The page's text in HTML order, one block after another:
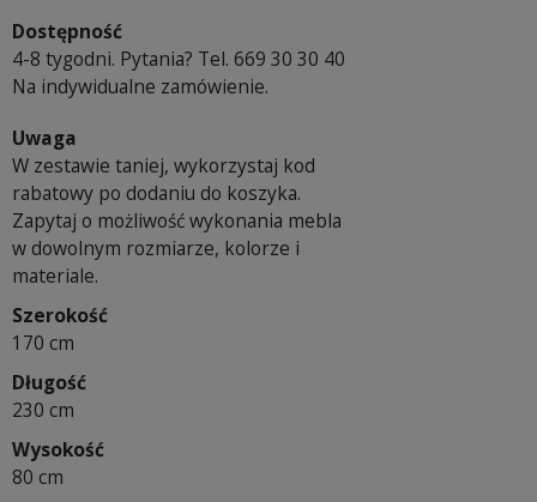
Dostępność
4-8 tygodni. Pytania? Tel. 669 30 30 40
Na indywidualne zamówienie.
Uwaga
W zestawie taniej, wykorzystaj kod
rabatowy po dodaniu do koszyka.
Zapytaj o możliwość wykonania mebla
w dowolnym rozmiarze, kolorze i
materiale.
Szerokość
170 cm
Długość
230 cm
Wysokość
80 cm